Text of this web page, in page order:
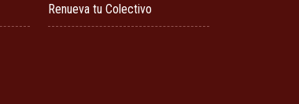
Renueva tu Colectivo